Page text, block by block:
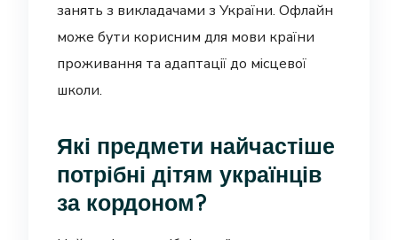
занять з викладачами з України. Офлайн
може бути корисним для мови країни
проживання та адаптації до місцевої
школи.
Які предмети найчастіше
потрібні дітям українців
за кордоном?